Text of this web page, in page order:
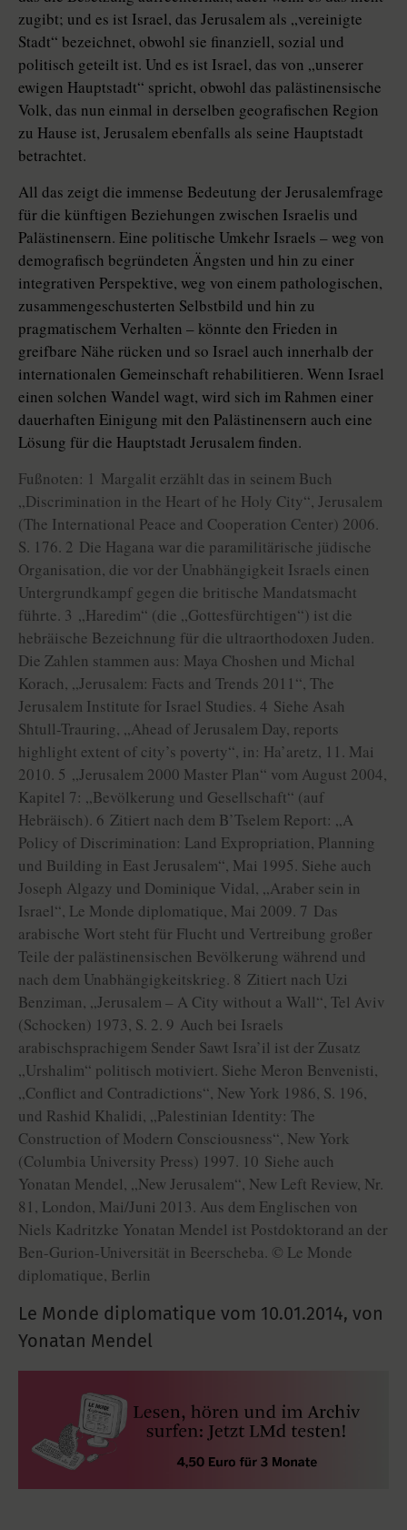
zugibt; und es ist Israel, das Jerusalem als „vereinigte
Stadt“ bezeichnet, obwohl sie finanziell, sozial und
politisch geteilt ist. Und es ist Israel, das von „unserer
ewigen Hauptstadt“ spricht, obwohl das palästinensische
Volk, das nun einmal in derselben geografischen Region
zu Hause ist, Jerusalem ebenfalls als seine Hauptstadt
betrachtet.
All das zeigt die immense Bedeutung der Jerusalemfrage
für die künftigen Beziehungen zwischen Israelis und
Palästinensern. Eine politische Umkehr Israels – weg von
demografisch begründeten Ängsten und hin zu einer
integrativen Perspektive, weg von einem pathologischen,
zusammengeschusterten Selbstbild und hin zu
pragmatischem Verhalten – könnte den Frieden in
greifbare Nähe rücken und so Israel auch innerhalb der
internationalen Gemeinschaft rehabilitieren. Wenn Israel
einen solchen Wandel wagt, wird sich im Rahmen einer
dauerhaften Einigung mit den Palästinensern auch eine
Lösung für die Hauptstadt Jerusalem finden.
Fußnoten: 1 Margalit erzählt das in seinem Buch
„Discrimination in the Heart of he Holy City“, Jerusalem
(The International Peace and Cooperation Center) 2006.
S. 176. 2 Die Hagana war die paramilitärische jüdische
Organisation, die vor der Unabhängigkeit Israels einen
Untergrundkampf gegen die britische Mandatsmacht
führte. 3 „Haredim“ (die „Gottesfürchtigen“) ist die
hebräische Bezeichnung für die ultraorthodoxen Juden.
Die Zahlen stammen aus: Maya Choshen und Michal
Korach, „Jerusalem: Facts and Trends 2011“, The
Jerusalem Institute for Israel Studies. 4 Siehe Asah
Shtull-Trauring, „Ahead of Jerusalem Day, reports
highlight extent of city’s poverty“, in: Ha’aretz, 11. Mai
2010. 5 „Jerusalem 2000 Master Plan“ vom August 2004,
Kapitel 7: „Bevölkerung und Gesellschaft“ (auf
Hebräisch). 6 Zitiert nach dem B’Tselem Report: „A
Policy of Discrimination: Land Expropriation, Planning
und Building in East Jerusalem“, Mai 1995. Siehe auch
Joseph Algazy und Dominique Vidal, „Araber sein in
Israel“, Le Monde diplomatique, Mai 2009. 7 Das
arabische Wort steht für Flucht und Vertreibung großer
Teile der palästinensischen Bevölkerung während und
nach dem Unabhängigkeitskrieg. 8 Zitiert nach Uzi
Benziman, „Jerusalem – A City without a Wall“, Tel Aviv
(Schocken) 1973, S. 2. 9 Auch bei Israels
arabischsprachigem Sender Sawt Isra’il ist der Zusatz
„Urshalim“ politisch motiviert. Siehe Meron Benvenisti,
„Conflict and Contradictions“, New York 1986, S. 196,
und Rashid Khalidi, „Palestinian Identity: The
Construction of Modern Consciousness“, New York
(Columbia University Press) 1997. 10 Siehe auch
Yonatan Mendel, „New Jerusalem“, New Left Review, Nr.
81, London, Mai/Juni 2013. Aus dem Englischen von
Niels Kadritzke Yonatan Mendel ist Postdoktorand an der
Ben-Gurion-Universität in Beerscheba. © Le Monde
diplomatique, Berlin
Le Monde diplomatique vom 10.01.2014, von
Yonatan Mendel